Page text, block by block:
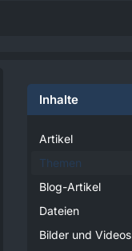
Inhalte
Artikel
Themen
Blog-Artikel
Dateien
Bilder und Videos